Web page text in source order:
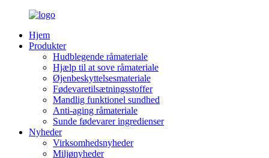
Hjem
Produkter
Hudblegende råmateriale
Hjælp til at sove råmateriale
Øjenbeskyttelsesmateriale
Fødevaretilsætningsstoffer
Mandlig funktionel sundhed
Anti-aging råmateriale
Sunde fødevarer ingredienser
Nyheder
Virksomhedsnyheder
Miljønyheder